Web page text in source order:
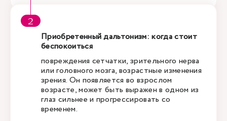
Приобретенный дальтонизм: когда стоит
беспокоиться
повреждения сетчатки, зрительного нерва
или головного мозга, возрастные изменения
зрения. Он появляется во взрослом
возрасте, может быть выражен в одном из
глаз сильнее и прогрессировать со
временем.